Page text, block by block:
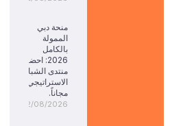
منحة دبي
الممولة
بالكامل
2026: احضر
منتدى الشباب
الاستراتيجي
مجاناً.
02/08/2026